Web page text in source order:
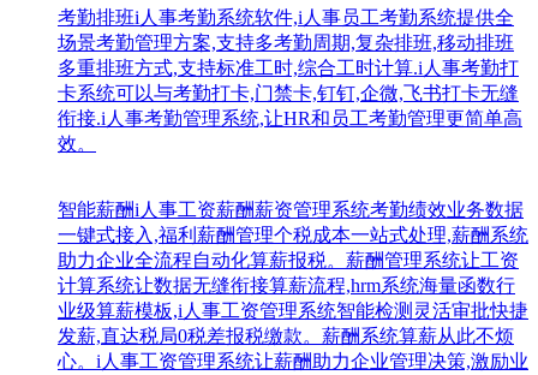
考勤排班i人事考勤系统软件,i人事员工考勤系统提供全
场景考勤管理方案,支持多考勤周期,复杂排班,移动排班
多重排班方式,支持标准工时,综合工时计算.i人事考勤打
卡系统可以与考勤打卡,门禁卡,钉钉,企微,飞书打卡无缝
衔接.i人事考勤管理系统,让HR和员工考勤管理更简单高
效。
智能薪酬i人事工资薪酬薪资管理系统考勤绩效业务数据
一键式接入,福利薪酬管理个税成本一站式处理,薪酬系统
助力企业全流程自动化算薪报税。薪酬管理系统让工资
计算系统让数据无缝衔接算薪流程,hrm系统海量函数行
业级算薪模板,i人事工资管理系统智能检测灵活审批快捷
发薪,直达税局0税差报税缴款。薪酬系统算薪从此不烦
心。i人事工资管理系统让薪酬助力企业管理决策,激励业